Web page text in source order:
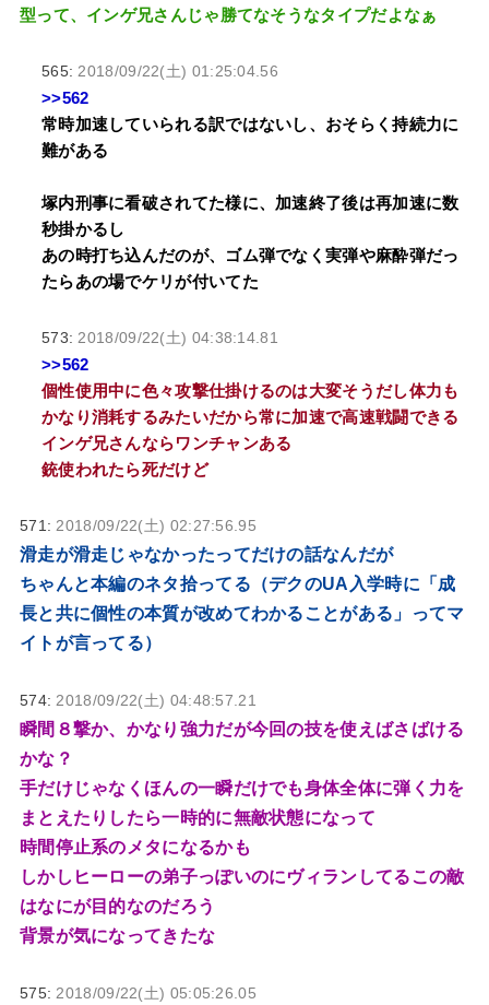
型って、インゲ兄さんじゃ勝てなそうなタイプだよなぁ
565:2018/09/22(土) 01:25:04.56
>>562
常時加速していられる訳ではないし、おそらく持続力に
難がある
塚内刑事に看破されてた様に、加速終了後は再加速に数
秒掛かるし
あの時打ち込んだのが、ゴム弾でなく実弾や麻酔弾だっ
たらあの場でケリが付いてた
573:2018/09/22(土) 04:38:14.81
>>562
個性使用中に色々攻撃仕掛けるのは大変そうだし体力も
かなり消耗するみたいだから常に加速で高速戦闘できる
インゲ兄さんならワンチャンある
銃使われたら死だけど
571:2018/09/22(土) 02:27:56.95
滑走が滑走じゃなかったってだけの話なんだが
ちゃんと本編のネタ拾ってる（デクのUA入学時に「成
長と共に個性の本質が改めてわかることがある」ってマ
イトが言ってる）
574:2018/09/22(土) 04:48:57.21
瞬間８撃か、かなり強力だが今回の技を使えばさばける
かな？
手だけじゃなくほんの一瞬だけでも身体全体に弾く力を
まとえたりしたら一時的に無敵状態になって
時間停止系のメタになるかも
しかしヒーローの弟子っぽいのにヴィランしてるこの敵
はなにが目的なのだろう
背景が気になってきたな
575:2018/09/22(土) 05:05:26.05